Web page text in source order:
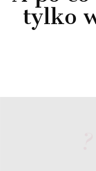
tylko